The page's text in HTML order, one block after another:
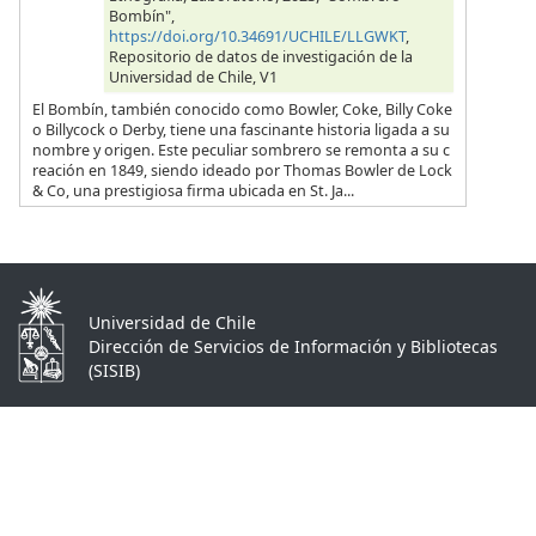
Bombín",
https://doi.org/10.34691/UCHILE/LLGWKT,
Repositorio de datos de investigación de la
Universidad de Chile, V1
El Bombín, también conocido como Bowler, Coke, Billy Coke
o Billycock o Derby, tiene una fascinante historia ligada a su
nombre y origen. Este peculiar sombrero se remonta a su c
reación en 1849, siendo ideado por Thomas Bowler de Lock
& Co, una prestigiosa firma ubicada en St. Ja...
Universidad de Chile
Dirección de Servicios de Información y Bibliotecas
(SISIB)